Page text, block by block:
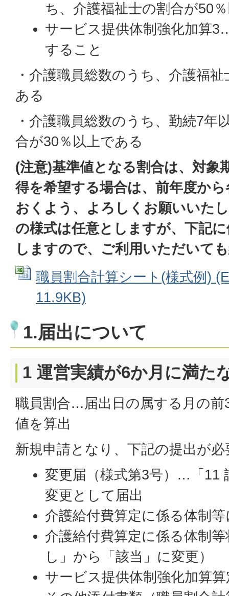
ち、介護福祉士の割合が50
サービス提供体制強化加算
すること
・介護職員総数のうち、介護福
ある
・介護職員総数のうち、勤続7年
合が30％以上である
(注意)基準値となる割合は、対象
得を希望する場合は、前年度か
おくよう、よろしくお願いいた
の様式は任意としますが、下記
しますので、ご利用いただいて
職員割合計算シート(様式例)
11.9KB)
1.届出について
1 運営実績が6か月に満た
職員割合…届出日の属する月の前
値を算出
新規申請となり、下記の提出が
変更届（様式第3号）…「11
変更として届出
介護給付費算定に係る体制
介護給付費算定に係る体制
し」から「該当」に変更）
サービス提供体制強化加算